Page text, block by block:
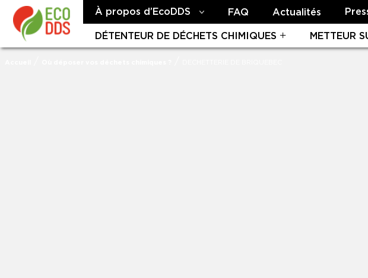
À propos d’EcoDDS FAQ Actualités
DÉTENTEUR DE DÉCHETS CHIMIQUES METTEUR